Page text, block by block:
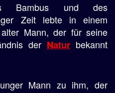
Bambus und des
Zeit lebte in einem
Mann, der für seine
der Natur bekannt
Mann zu ihm, der